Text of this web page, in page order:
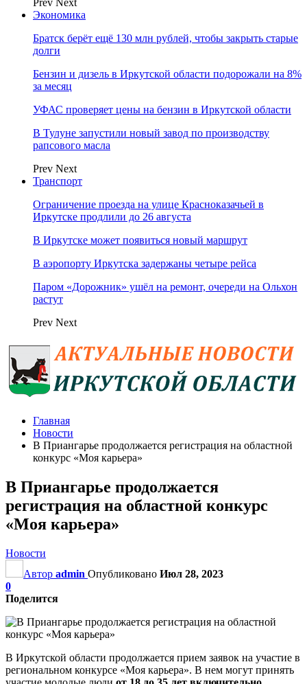
Prev Next
Экономика
Братск берёт ещё 130 млн рублей, чтобы закрыть старые
долги
Бензин и дизель в Иркутской области подорожали на 8%
за месяц
УФАС проверяет цены на бензин в Иркутской области
В Тулуне запустили новый завод по производству
рапсового масла
Prev Next
Транспорт
Ограничение проезда на улице Красноказачьей в
Иркутске продлили до 26 августа
В Иркутске может появиться новый маршрут
В аэропорту Иркутска задержаны четыре рейса
Паром «Дорожник» ушёл на ремонт, очереди на Ольхон
растут
Prev Next
Главная
Новости
В Приангарье продолжается регистрация на областной
конкурс «Моя карьера»
В Приангарье продолжается
регистрация на областной конкурс
«Моя карьера»
Новости
Автор admin Опубликовано Июл 28, 2023
0
Поделится
В Иркутской области продолжается прием заявок на участие в
региональном конкурсе «Моя карьера». В нем могут принять